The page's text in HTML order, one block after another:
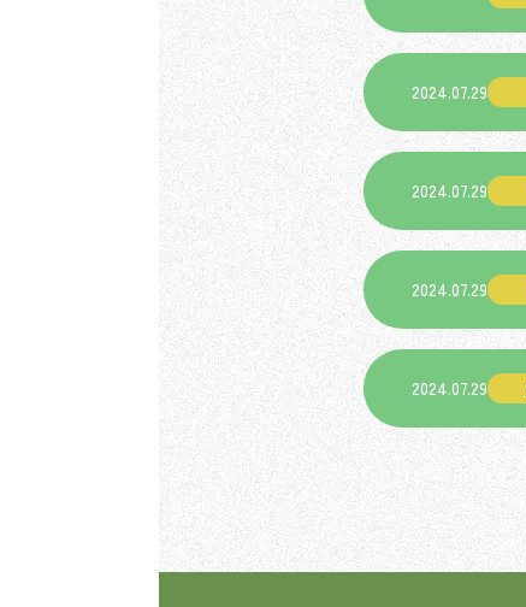
2024.07.29
2024.07.29
2024.07.29
2024.07.29